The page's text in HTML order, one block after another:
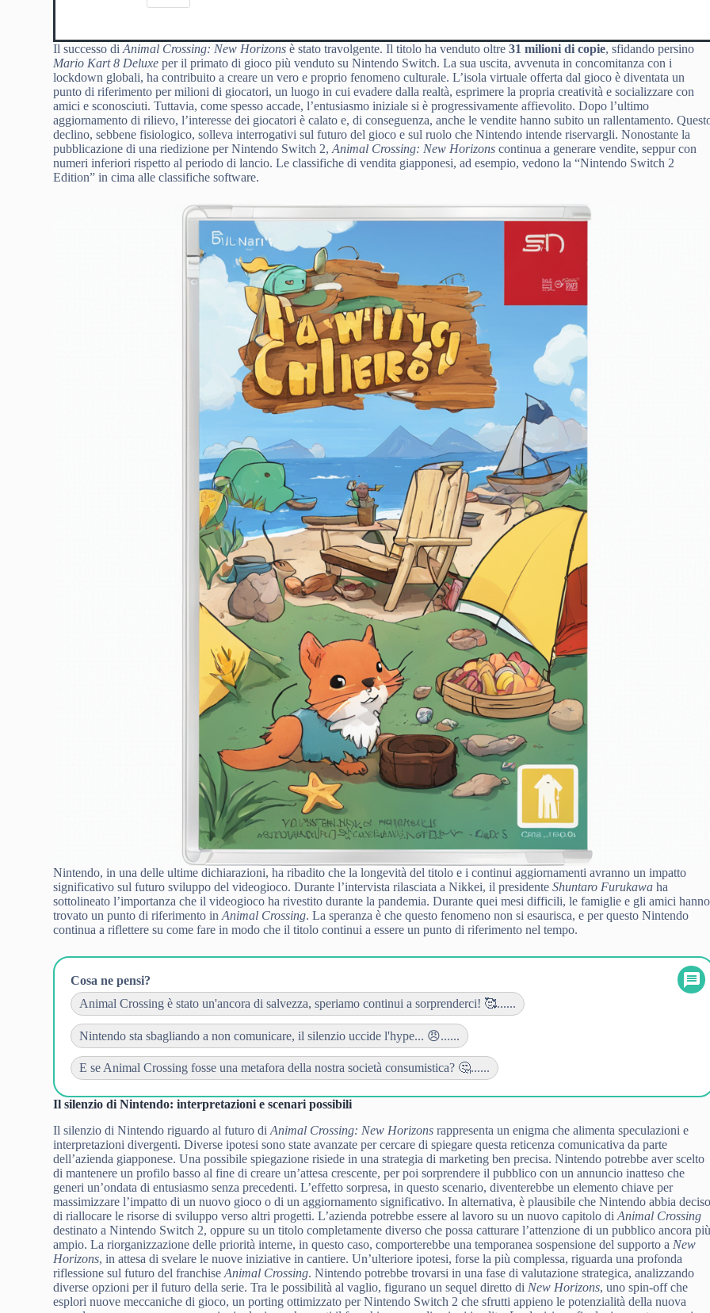
Il successo diAnimal Crossing: New Horizons è stato travolgente. Il titolo ha venduto oltre31 milioni di copie, sfidando persino
Mario Kart 8 Deluxe per il primato di gioco più venduto su Nintendo Switch. La sua uscita, avvenuta in concomitanza con i
lockdown globali, ha contribuito a creare un vero e proprio fenomeno culturale. L’isola virtuale offerta dal gioco è diventata un
punto di riferimento per milioni di giocatori, un luogo in cui evadere dalla realtà, esprimere la propria creatività e socializzare con
amici e sconosciuti. Tuttavia, come spesso accade, l’entusiasmo iniziale si è progressivamente affievolito. Dopo l’ultimo
aggiornamento di rilievo, l’interesse dei giocatori è calato e, di conseguenza, anche le vendite hanno subito un rallentamento.
declino, sebbene fisiologico, solleva interrogativi sul futuro del gioco e sul ruolo che Nintendo intende riservargli. Nonostante la
pubblicazione di una riedizione per Nintendo Switch 2,Animal Crossing: New Horizons continua a generare vendite, seppur con
numeri inferiori rispetto al periodo di lancio. Le classifiche di vendita giapponesi, ad esempio, vedono la “Nintendo Switch 2
Edition” in cima alle classifiche software.
Nintendo, in una delle ultime dichiarazioni, ha ribadito che la longevità del titolo e i continui aggiornamenti avranno un impatto
significativo sul futuro sviluppo del videogioco. Durante l’intervista rilasciata a Nikkei, il presidenteShuntaro Furukawa ha
sottolineato l’importanza che il videogioco ha rivestito durante la pandemia. Durante quei mesi difficili, le famiglie e gli amici hanno
trovato un punto di riferimento inAnimal Crossing. La speranza è che questo fenomeno non si esaurisca, e per questo Nintendo
continua a riflettere su come fare in modo che il titolo continui a essere un punto di riferimento nel tempo.
Cosa ne pensi?
Animal Crossing è stato un'ancora di salvezza, speriamo continui a sorprenderci! 🥰......
Nintendo sta sbagliando a non comunicare, il silenzio uccide l'hype... 😠......
E se Animal Crossing fosse una metafora della nostra società consumistica? 🤔......
Il silenzio di Nintendo: interpretazioni e scenari possibili
Il silenzio di Nintendo riguardo al futuro diAnimal Crossing: New Horizons rappresenta un enigma che alimenta speculazioni e
interpretazioni divergenti. Diverse ipotesi sono state avanzate per cercare di spiegare questa reticenza comunicativa da parte
dell’azienda giapponese. Una possibile spiegazione risiede in una strategia di marketing ben precisa. Nintendo potrebbe aver scelto
di mantenere un profilo basso al fine di creare un’attesa crescente, per poi sorprendere il pubblico con un annuncio inatteso che
generi un’ondata di entusiasmo senza precedenti. L’effetto sorpresa, in questo scenario, diventerebbe un elemento chiave per
massimizzare l’impatto di un nuovo gioco o di un aggiornamento significativo. In alternativa, è plausibile che Nintendo abbia
di riallocare le risorse di sviluppo verso altri progetti. L’azienda potrebbe essere al lavoro su un nuovo capitolo diAnimal Crossing
destinato a Nintendo Switch 2, oppure su un titolo completamente diverso che possa catturare l’attenzione di un pubblico ancora
ampio. La riorganizzazione delle priorità interne, in questo caso, comporterebbe una temporanea sospensione del supporto a New
Horizons, in attesa di svelare le nuove iniziative in cantiere. Un’ulteriore ipotesi, forse la più complessa, riguarda una profonda
riflessione sul futuro del franchiseAnimal Crossing. Nintendo potrebbe trovarsi in una fase di valutazione strategica, analizzando
diverse opzioni per il futuro della serie. Tra le possibilità al vaglio, figurano un sequel diretto di New Horizons, uno spin-off che
esplori nuove meccaniche di gioco, un porting ottimizzato per Nintendo Switch 2 che sfrutti appieno le potenzialità della nuova